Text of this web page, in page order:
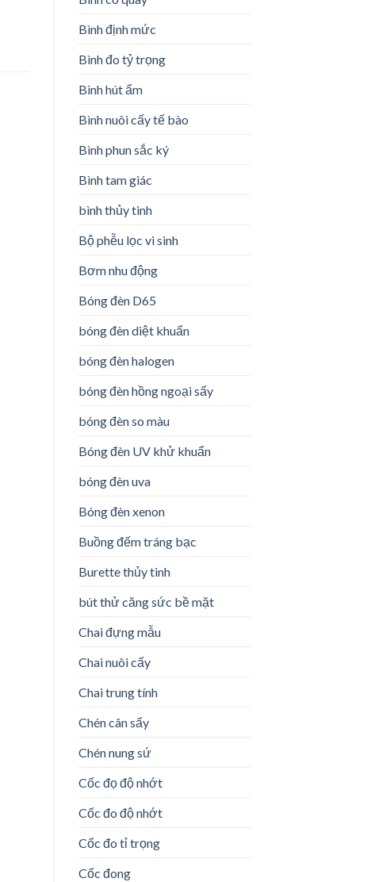
Bình định mức
Bình đo tỷ trọng
Bình hút ẩm
Bình nuôi cấy tế bào
Bình phun sắc ký
Bình tam giác
bình thủy tinh
Bộ phễu lọc vi sinh
Bơm nhu động
Bóng đèn D65
bóng đèn diệt khuẩn
bóng đèn halogen
bóng đèn hồng ngoại sấy
bóng đèn so màu
Bóng đèn UV khử khuẩn
bóng đèn uva
Bóng đèn xenon
Buồng đếm tráng bạc
Burette thủy tinh
bút thử căng sức bề mặt
Chai đựng mẫu
Chai nuôi cấy
Chai trung tính
Chén cân sấy
Chén nung sứ
Cốc đọ độ nhớt
Cốc đo độ nhớt
Cốc đo tỉ trọng
Cốc đong